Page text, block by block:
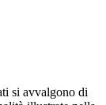
si avvalgono di